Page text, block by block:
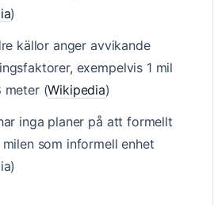
)
källor anger avvikande
exempelvis 1 mil
meter (Wikipedia)
inga planer på att formellt
som informell enhet